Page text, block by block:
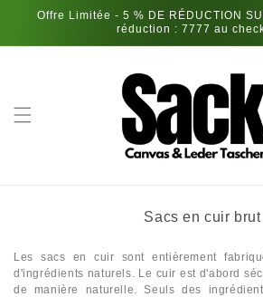
passer
Offre Limitée - 5 % DE RÉDUCTION
réduction : 7777 au
C
l
l
e
Sacs en cuir brut
Les sacs en cuir sont entièrement
d'ingrédients naturels. Le cuir est d'abord
de manière naturelle. Seuls des